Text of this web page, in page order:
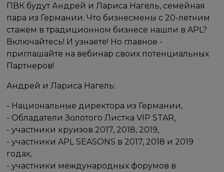
ПВК будут Андрей и Лариса Нагель, семейная
пара из Германии. Что бизнесмены с 20-летним
стажем в традиционном бизнесе нашли в APL?
Включайтесь! И узнаете! Но главное -
приглашайте на вебинар своих потенциальных
Партнеров!
Андрей и Лариса Нагель:
- Национальные директора из Германии,
- Обладатели Золотого Листка VIP STAR,
- участники круизов 2017, 2018, 2019,
- участники APL SEASONS в 2017, 2018 и 2019
годах,
- участники международных форумов в